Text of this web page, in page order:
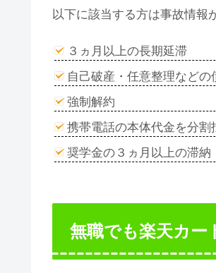
以下に該当する方は事故情報
３ヵ月以上の長期延滞
自己破産・任意整理などの
強制解約
携帯電話の本体代金を分割
奨学金の３ヵ月以上の滞納
無職でも楽天カー